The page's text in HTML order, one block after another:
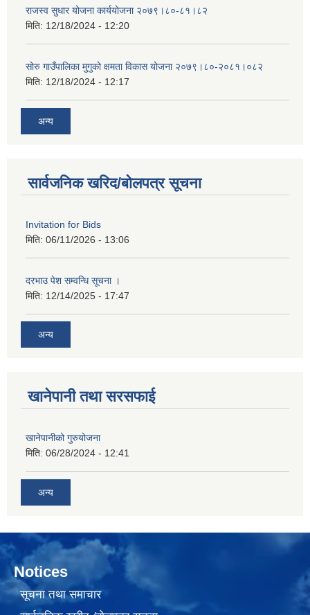
राजस्व सुधार योजना कार्ययोजना २०७९।८०-८१।८२
मिति: 12/18/2024 - 12:20
सोरु गाउँपालिका मुगुको क्षमता विकास योजना २०७९।८०-२०८१।०८२
मिति: 12/18/2024 - 12:17
अन्य
सार्वजनिक खरिद/बोलपत्र सूचना
Invitation for Bids
मिति: 06/11/2026 - 13:06
दरभाउ पेश सम्वन्धि सूचना ।
मिति: 12/14/2025 - 17:47
अन्य
खानेपानी तथा सरसफाई
खानेपानीको गुरुयोजना
मिति: 06/28/2024 - 12:41
अन्य
Notices
सूचना तथा समाचार